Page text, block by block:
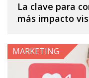
La clave para
más impacto
MARKETING